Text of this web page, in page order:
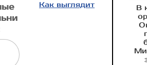
Как выглядит
В